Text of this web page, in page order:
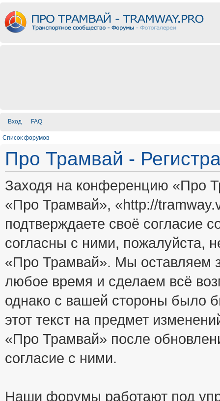
Вход FAQ
Список форумов
Про Трамвай -
Заходя на конференцию «Про
«Про Трамвай», «http://
подтверждаете своё
согласны с ними, пожалуйста,
«Про Трамвай». Мы оставляем
любое время и сделаем всё
однако с вашей стороны было
этот текст на предмет
«Про Трамвай» после
согласие с ними.
Наши форумы работают под